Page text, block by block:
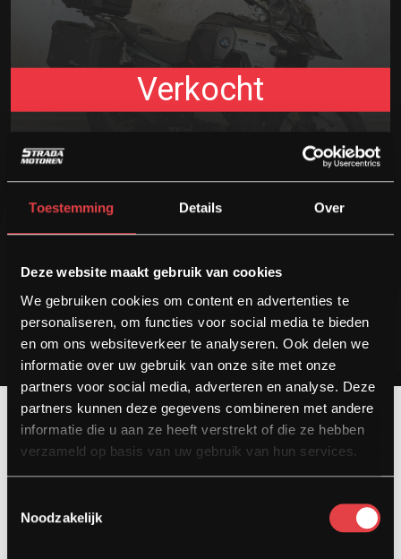
Toestemming Details Over
Deze website maakt gebruik van cookies
We gebruiken cookies om content en advertenties te
personaliseren, om functies voor social media te bieden
en om ons websiteverkeer te analyseren. Ook delen we
informatie over uw gebruik van onze site met onze
partners voor social media, adverteren en analyse. Deze
partners kunnen deze gegevens combineren met andere
informatie die u aan ze heeft verstrekt of die ze hebben
verzameld op basis van uw gebruik van hun services.
Noodzakelijk
Verkocht
BMW R1300GS ADVENTURE TRIPLE BLACK
Bouwjaar
2024
Kilometers
24030
Cilinder
1300 cc
Opslaan
Kardinaal van Rossumstraat 44-A